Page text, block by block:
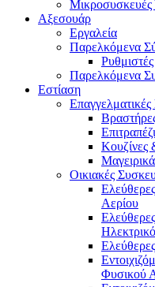
Μικροσυσκευές
Αξεσουάρ
Εργαλεία
Παρελκόμενα
Παρελκόμενα
Εστίαση
Κουζίνες
Οικιακές
Αερίου
Φυσικού